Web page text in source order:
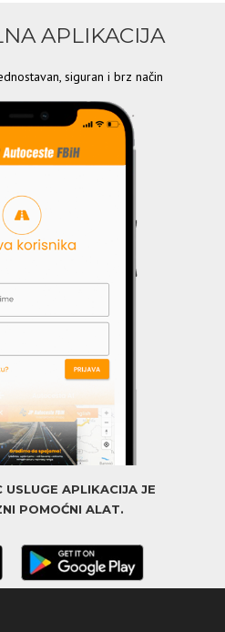
APLIKACIJA
siguran i brz način
USLUGE APLIKACIJA JE
POMOĆNI ALAT.